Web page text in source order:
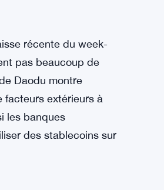
récente du week-
pas beaucoup de
Daodu montre
facteurs extérieurs à
les banques
des stablecoins sur